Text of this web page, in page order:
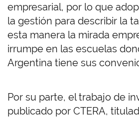
empresarial, por lo que
la gestión para describir la
esta manera la mirada
irrumpe en las escuelas
Argentina tiene sus
Por su parte, el trabajo de
publicado por CTERA,